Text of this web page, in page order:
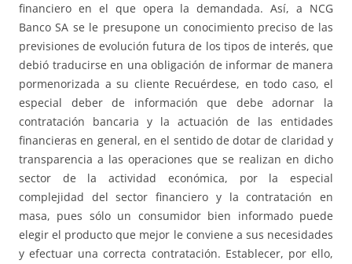
financiero en el que opera la demandada. Así, a NCG
Banco SA se le presupone un conocimiento preciso de las
previsiones de evolución futura de los tipos de interés, que
debió traducirse en una obligación de informar de manera
pormenorizada a su cliente Recuérdese, en todo caso, el
especial deber de información que debe adornar la
contratación bancaria y la actuación de las entidades
financieras en general, en el sentido de dotar de claridad y
transparencia a las operaciones que se realizan en dicho
sector de la actividad económica, por la especial
complejidad del sector financiero y la contratación en
masa, pues sólo un consumidor bien informado puede
elegir el producto que mejor le conviene a sus necesidades
y efectuar una correcta contratación. Establecer, por ello,